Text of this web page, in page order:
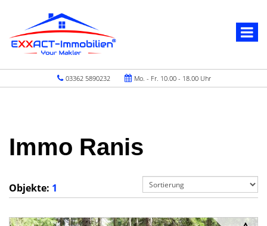
03362 5890232 Mo. - Fr. 10.00 - 18.00 Uhr
Immo Ranis
Objekte: 1